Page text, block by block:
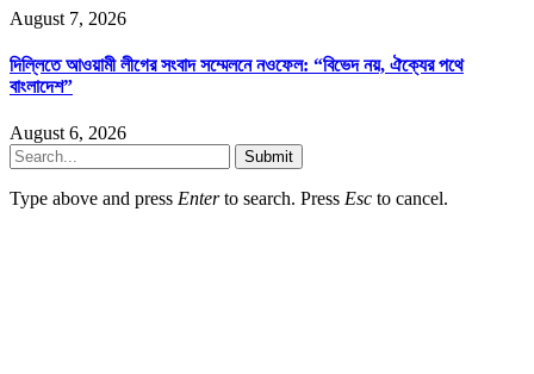
August 7, 2026
দিল্লিতে আওয়ামী লীগের সংবাদ সম্মেলনে নওফেল: “বিভেদ নয়, ঐক্যের পথে
বাংলাদেশ”
August 6, 2026
Submit
Type above and press Enterto search. Press Esc to cancel.